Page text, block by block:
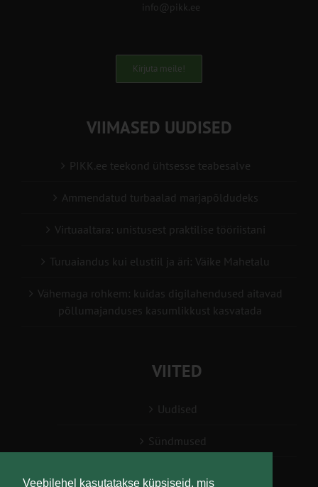
Veebilehel kasutatakse küpsiseid, mis
info@pikk.ee
Kirjuta meile!
VIIMASED UUDISED
PIKK.ee teekond ühtsesse teabesalve
Ammendatud turbaalad marjapõldudeks
Virtuaaltara: unistusest praktilise tööriistani
Turuaiandus kui elustiil ja äri: Väike Mahetalu
Vähemaga rohkem: kuidas digilahendused aitavad
põllumajanduses kasumlikkust kasvatada
VIITED
Uudised
Sündmused